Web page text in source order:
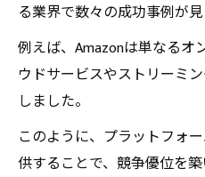
る業界で数々の成功事例が見
例えば、Amazonは単なるオ
ウドサービスやストリーミ
しました。
このように、プラットフォ
供することで、競争優位を築